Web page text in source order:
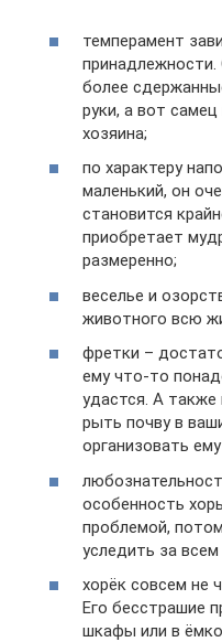
темперамент
более
руки, а вот
хозяина;
по характеру
маленький, он
становится
приобретает
размеренно;
веселье и
животного всю
фретки –
ему что-то
удастся. А также
рыть почву в
организовать
особенность
проблемой,
уследить за
хорёк совсем не
Его бесстрашие
шкафы или в